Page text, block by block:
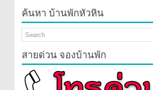
ค้นหา บ้านพักหัวหิน
สายด่วน จองบ้านพัก